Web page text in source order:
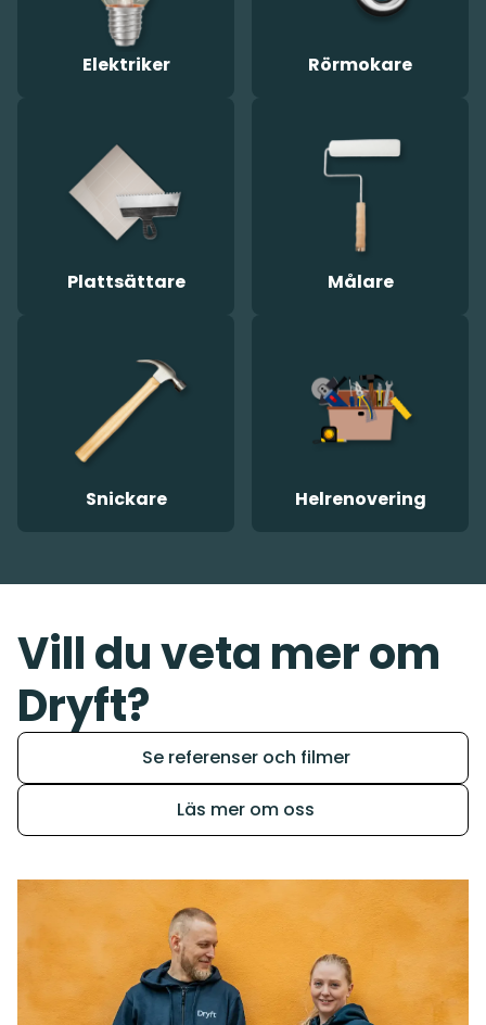
Elektriker Rörmokare
Plattsättare Målare
Snickare Helrenovering
Vill du veta mer om
Dryft?
Se referenser och filmer
Läs mer om oss